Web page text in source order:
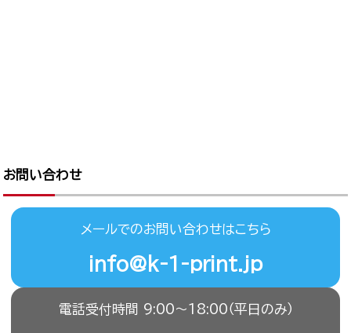
お問い合わせ
メールでのお問い合わせはこちら
info@k-1-print.jp
電話受付時間 9:00〜18:00（平日のみ）